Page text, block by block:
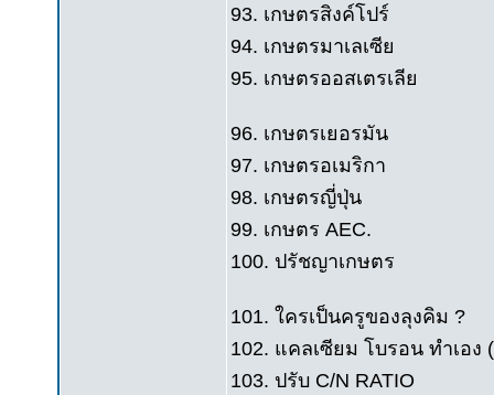
93. เกษตรสิงค์โปร์
94. เกษตรมาเลเซีย
95. เกษตรออสเตรเลีย
96. เกษตรเยอรมัน
97. เกษตรอเมริกา
98. เกษตรญี่ปุ่น
99. เกษตร AEC.
100. ปรัชญาเกษตร
101. ใครเป็นครูของลุงคิม ?
102. แคลเซียม โบรอน ทำเอง
103. ปรับ C/N RATIO